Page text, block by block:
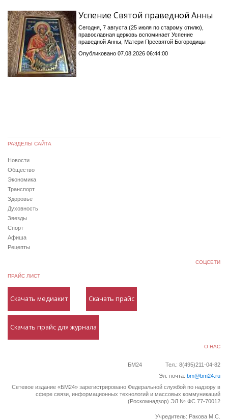
Успение Святой праведной Анны
Сегодня, 7 августа (25 июля по старому стилю),
православная церковь вспоминает Успение
праведной Анны, Матери Пресвятой Богородицы
Опубликовано 07.08.2026 06:44:00
РАЗДЕЛЫ САЙТА
Новости
Общество
Экономика
Транспорт
Здоровье
Духовность
Звезды
Спорт
Афиша
Рецепты
СОЦСЕТИ
ПРАЙС ЛИСТ
Скачать медиакит Скачать прайс
Скачать прайс для журнала
О НАС
БМ24
Тел.: 8(495)211-04-82
Эл. почта: bm@bm24.ru
Сетевое издание «БМ24» зарегистрировано Федеральной службой по надзору в
сфере связи, информационных технологий и массовых коммуникаций
(Роскомнадзор) ЭЛ № ФС 77-70012
Учредитель: Ракова М.С.